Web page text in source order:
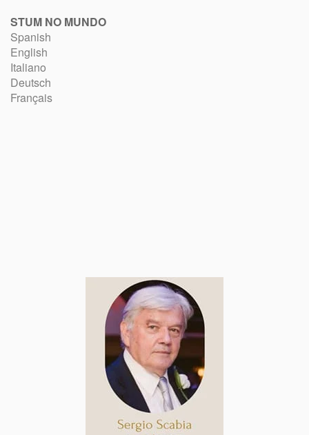
STUM NO MUNDO
Spanish
English
Italiano
Deutsch
Français